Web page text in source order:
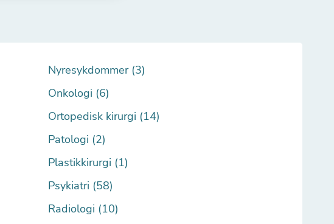
Nyresykdommer (3)
Onkologi (6)
Ortopedisk kirurgi (14)
Patologi (2)
Plastikkirurgi (1)
Psykiatri (58)
Radiologi (10)